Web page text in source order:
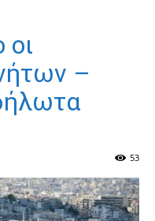
οι
–
53